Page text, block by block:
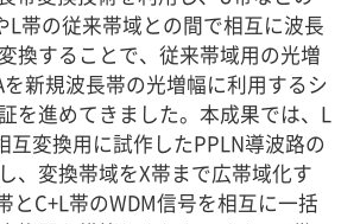
L帯の従来帯域との間で相互に波長
換することで、従来帯域用の光増
を新規波長帯の光増幅に利用するシ
を進めてきました。本成果では、L
互変換用に試作したPPLN導波路の
、変換帯域をX帯まで広帯域化す
とC+L帯のWDM信号を相互に一括